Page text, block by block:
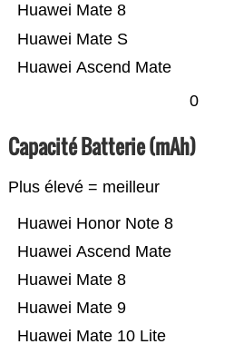
Huawei Ascend Mate
Huawei Mate S
Huawei Mate 8
0
Capacité Batterie (mAh)
Plus élevé = meilleur
Huawei Mate 10 Lite
Huawei Mate 9
Huawei Mate 8
Huawei Ascend Mate
Huawei Honor Note 8